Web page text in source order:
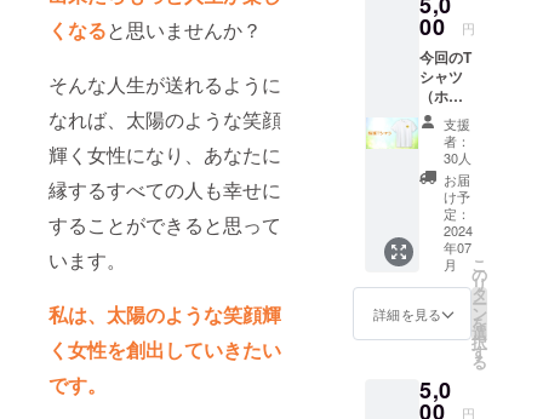
くなると思いませんか？
そんな人生が送れるように
なれば、太陽のような笑顔
輝く女性になり、あなたに
縁するすべての人も幸せに
することができると思って
います。
私は、太陽のような笑顔輝
く女性を創出していきたい
です。
セプトに活
動していま
金額は
増額す
ること
が可能
です。
他のリ
ターン
商品に
て、適
切なも
のが見
当たら
ない場
合に
は、こ
ちらの
を自由
に設定
00 円
今回のT
シャツ
（ホワ
イト）
の為に
NATSU
MI
フィッ
トネス
のロゴ
を作成
しまし
た。 <
素材>
綿100%
<サイズ
> XS: 身
丈/63c
m 身
支援
者：
30人
お届
け予
定：
2024
年07
月
詳細を見る
こ
の
リ
タ
ー
ン
を
選
択
す
る
5,0
00 円